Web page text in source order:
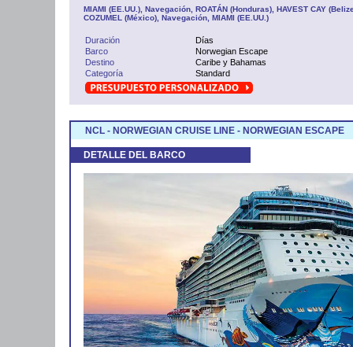
MIAMI (EE.UU.), Navegación, ROATÁN (Honduras), HAVEST CAY
COZUMEL (México), Navegación, MIAMI (EE.UU.)
Duración
Días
Barco
Norwegian Escape
Destino
Caribe y Bahamas
Categoría
Standard
NCL - NORWEGIAN CRUISE LINE - NORWEGIAN ESCAPE
DETALLE DEL BARCO